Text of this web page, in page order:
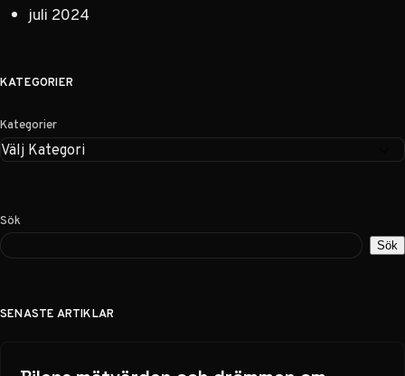
juli 2024
KATEGORIER
Kategorier
Sök
Sök
SENASTE ARTIKLAR